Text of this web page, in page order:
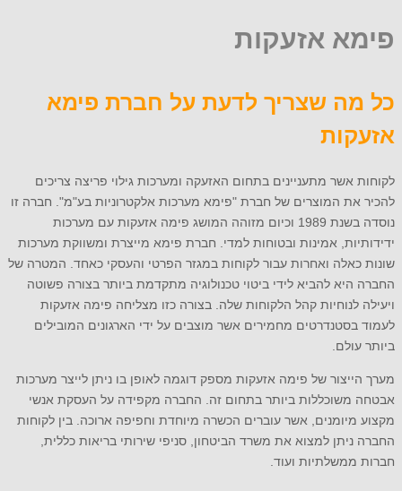
פימא אזעקות
כל מה שצריך לדעת על חברת פימא
אזעקות
לקוחות אשר מתעניינים בתחום האזעקה ומערכות גילוי פריצה צריכים
להכיר את המוצרים של חברת "פימא מערכות אלקטרוניות בע"מ". חברה זו
נוסדה בשנת 1989 וכיום מזוהה המושג פימה אזעקות עם מערכות
ידידותיות, אמינות ובטוחות למדי. חברת פימא מייצרת ומשווקת מערכות
שונות כאלה ואחרות עבור לקוחות במגזר הפרטי והעסקי כאחד. המטרה של
החברה היא להביא לידי ביטוי טכנולוגיה מתקדמת ביותר בצורה פשוטה
ויעילה לנוחיות קהל הלקוחות שלה. בצורה כזו מצליחה פימה אזעקות
לעמוד בסטנדרטים מחמירים אשר מוצבים על ידי הארגונים המובילים
ביותר עולם.
מערך הייצור של פימה אזעקות מספק דוגמה לאופן בו ניתן לייצר מערכות
אבטחה משוכללות ביותר בתחום זה. החברה מקפידה על העסקת אנשי
מקצוע מיומנים, אשר עוברים הכשרה מיוחדת וחפיפה ארוכה. בין לקוחות
החברה ניתן למצוא את משרד הביטחון, סניפי שירותי בריאות כללית,
חברות ממשלתיות ועוד.